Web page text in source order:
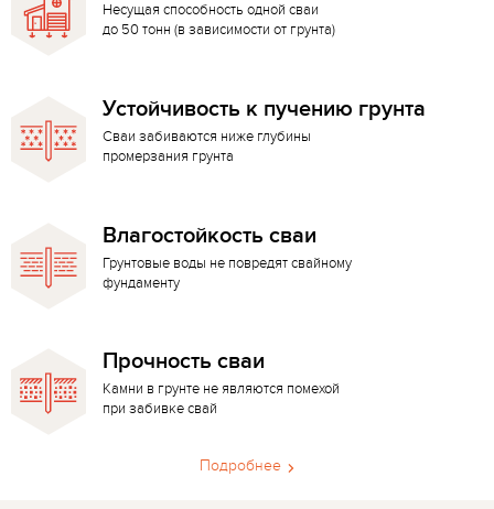
Несущая способность одной сваи
до 50 тонн (в зависимости от грунта)
Устойчивость к пучению грунта
Сваи забиваются ниже глубины
промерзания грунта
Влагостойкость сваи
Грунтовые воды не повредят свайному
фундаменту
Прочность сваи
Камни в грунте не являются помехой
при забивке свай
Подробнее